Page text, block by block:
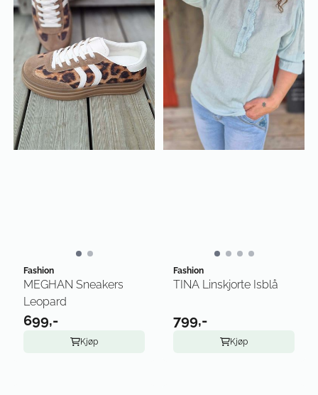
Fashion
MEGHAN Sneakers
Leopard
699,-
Kjøp
Fashion
TINA Linskjorte Isblå
799,-
Kjøp